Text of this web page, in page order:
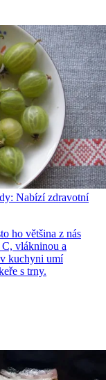
Nabízí zdravotní
ho většina z nás
vlákninou a
kuchyni umí
s trny.